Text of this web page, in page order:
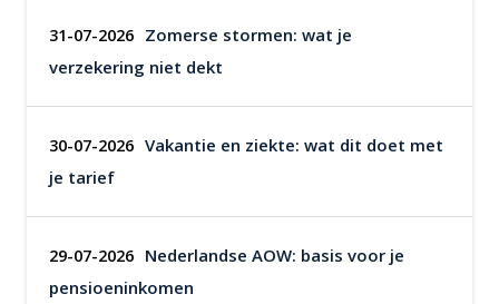
31-07-2026 Zomerse stormen: wat je
verzekering niet dekt
30-07-2026 Vakantie en ziekte: wat dit doet met
je tarief
29-07-2026 Nederlandse AOW: basis voor je
pensioeninkomen